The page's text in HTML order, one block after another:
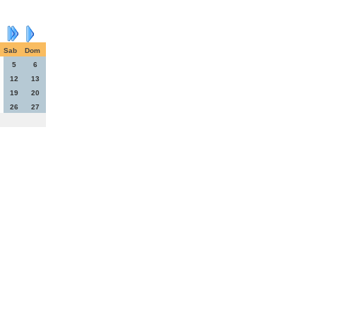
Sab
Dom
5
6
12
13
19
20
26
27